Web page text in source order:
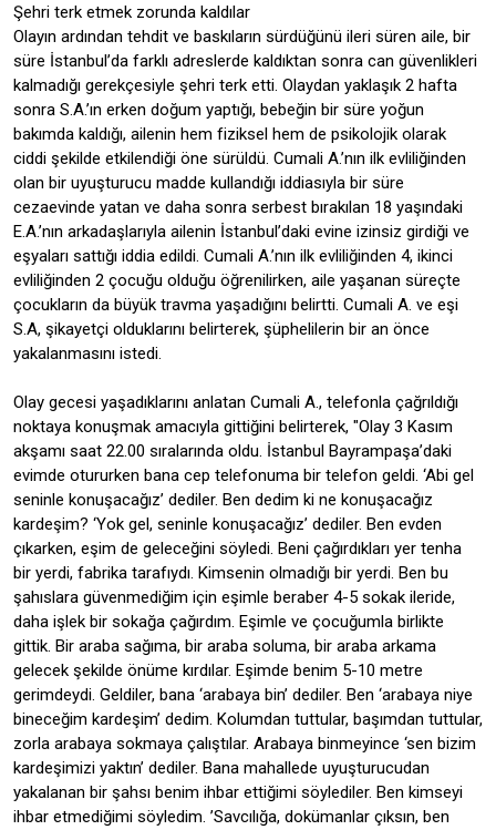
Şehri terk etmek zorunda kaldılar
Olayın ardından tehdit ve baskıların sürdüğünü ileri süren aile, bir
süre İstanbul’da farklı adreslerde kaldıktan sonra can güvenlikleri
kalmadığı gerekçesiyle şehri terk etti. Olaydan yaklaşık 2 hafta
sonra S.A.’ın erken doğum yaptığı, bebeğin bir süre yoğun
bakımda kaldığı, ailenin hem fiziksel hem de psikolojik olarak
ciddi şekilde etkilendiği öne sürüldü. Cumali A.’nın ilk evliliğinden
olan bir uyuşturucu madde kullandığı iddiasıyla bir süre
cezaevinde yatan ve daha sonra serbest bırakılan 18 yaşındaki
E.A.’nın arkadaşlarıyla ailenin İstanbul’daki evine izinsiz girdiği ve
eşyaları sattığı iddia edildi. Cumali A.’nın ilk evliliğinden 4, ikinci
evliliğinden 2 çocuğu olduğu öğrenilirken, aile yaşanan süreçte
çocukların da büyük travma yaşadığını belirtti. Cumali A. ve eşi
S.A, şikayetçi olduklarını belirterek, şüphelilerin bir an önce
yakalanmasını istedi.
Olay gecesi yaşadıklarını anlatan Cumali A., telefonla çağrıldığı
noktaya konuşmak amacıyla gittiğini belirterek, "Olay 3 Kasım
akşamı saat 22.00 sıralarında oldu. İstanbul Bayrampaşa’daki
evimde otururken bana cep telefonuma bir telefon geldi. ‘Abi gel
seninle konuşacağız’ dediler. Ben dedim ki ne konuşacağız
kardeşim? ‘Yok gel, seninle konuşacağız’ dediler. Ben evden
çıkarken, eşim de geleceğini söyledi. Beni çağırdıkları yer tenha
bir yerdi, fabrika tarafıydı. Kimsenin olmadığı bir yerdi. Ben bu
şahıslara güvenmediğim için eşimle beraber 4-5 sokak ileride,
daha işlek bir sokağa çağırdım. Eşimle ve çocuğumla birlikte
gittik. Bir araba sağıma, bir araba soluma, bir araba arkama
gelecek şekilde önüme kırdılar. Eşimde benim 5-10 metre
gerimdeydi. Geldiler, bana ‘arabaya bin’ dediler. Ben ‘arabaya niye
bineceğim kardeşim’ dedim. Kolumdan tuttular, başımdan tuttular,
zorla arabaya sokmaya çalıştılar. Arabaya binmeyince ‘sen bizim
kardeşimizi yaktın’ dediler. Bana mahallede uyuşturucudan
yakalanan bir şahsı benim ihbar ettiğimi söylediler. Ben kimseyi
ihbar etmediğimi söyledim. ’Savcılığa, dokümanlar çıksın, ben